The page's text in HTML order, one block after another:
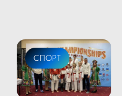
СПОРТ